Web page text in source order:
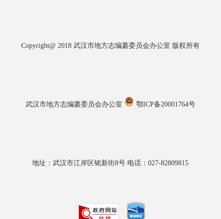
Copyright@ 2018 武汉市地方志编纂委员会办公室 版权所有
武汉市地方志编纂委员会办公室 鄂ICP备20001764号
地址：武汉市江岸区铭新街8号 电话：027-82809815